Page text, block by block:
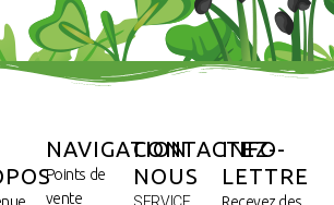
NAVIGATION
Points de
vente
CONTACTEZ-
NOUS
INFO-
LETTRE